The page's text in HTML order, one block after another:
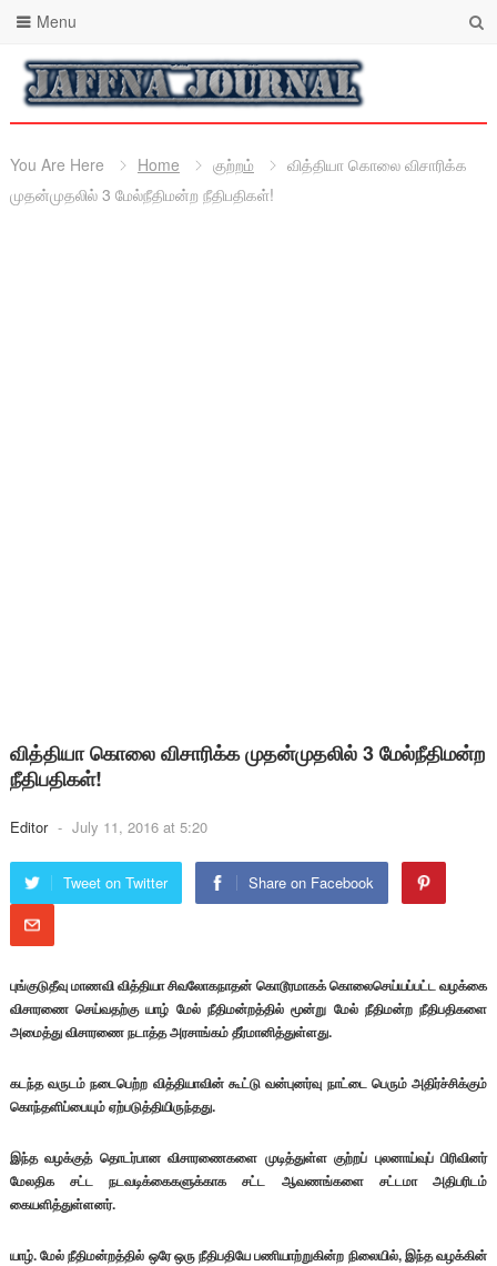
Menu
You Are Here Home குற்றம்
வித்தியா கொலை விசாரிக்க
முதன்முதலில் 3 மேல்நீதிமன்ற நீதிபதிகள்!
வித்தியா கொலை விசாரிக்க முதன்முதலில் 3 மேல்நீதிமன்ற
நீதிபதிகள்!
Editor - July 11, 2016 at 5:20
Tweet on Twitter Share on Facebook
புங்குடுதீவு மாணவி வித்தியா சிவலோகநாதன் கொடூரமாகக் கொலைசெய்யப்பட்ட வழக்கை
விசாரணை செய்வதற்கு யாழ் மேல் நீதிமன்றத்தில் மூன்று மேல் நீதிமன்ற நீதிபதிகளை
அமைத்து விசாரணை நடாத்த அரசாங்கம் தீர்மானித்துள்ளது.
கடந்த வருடம் நடைபெற்ற வித்தியாவின் கூட்டு வன்புனர்வு நாட்டை பெரும் அதிர்ச்சிக்கும்
கொந்தளிப்பையும் ஏற்படுத்தியிருந்தது.
இந்த வழக்குத் தொடர்பான விசாரணைகளை முடித்துள்ள குற்றப் புலனாய்வுப் பிரிவினர்
மேலதிக சட்ட நடவடிக்கைகளுக்காக சட்ட ஆவணங்களை சட்டமா அதிபரிடம்
கையளித்துள்ளனர்.
யாழ். மேல் நீதிமன்றத்தில் ஒரே ஒரு நீதிபதியே பணியாற்றுகின்ற நிலையில், இந்த வழக்கின்